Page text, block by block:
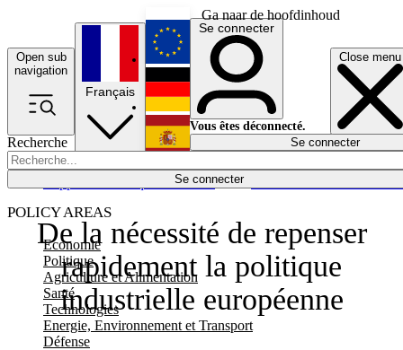
Ga naar de hoofdinhoud
Open sub
navigation
Close menu
Recherche
Se connecter
POLICY AREAS
Economie
Politique
Agriculture et Alimentation
Santé
Technologies
Energie, Environnement et Transport
Défense
Économie
Français
English
Deutsch
Español
Se connecter
Vous êtes déconnecté.
Se connecter
De la nécessité de repenser
rapidement la politique
industrielle européenne